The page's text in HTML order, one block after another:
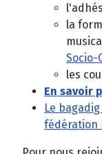
la
Socio-
les
En savoir
Le
fédération